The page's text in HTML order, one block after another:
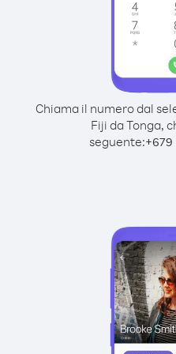
Chiama il numero dal
Fiji da Tonga,
seguente:+679